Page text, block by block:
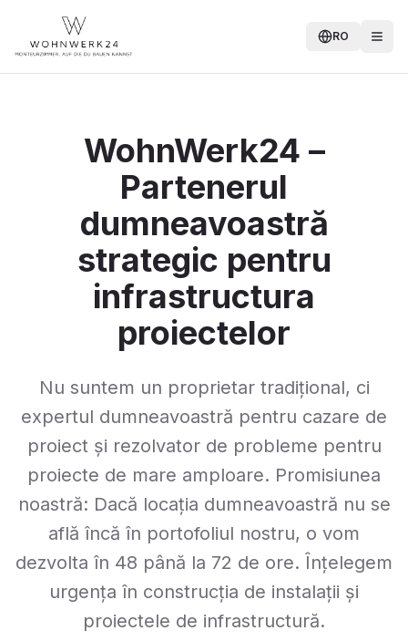
RO
WohnWerk24 –
Partenerul
dumneavoastră
strategic pentru
infrastructura
proiectelor
Nu suntem un proprietar tradițional, ci
expertul dumneavoastră pentru cazare de
proiect și rezolvator de probleme pentru
proiecte de mare amploare. Promisiunea
noastră: Dacă locația dumneavoastră nu se
află încă în portofoliul nostru, o vom
dezvolta în 48 până la 72 de ore. Înțelegem
urgența în construcția de instalații și
proiectele de infrastructură.